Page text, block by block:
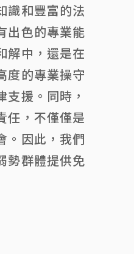
識和豐富的法
出色的專業能
解中，還是在
度的專業操守
援。同時，
任，不僅僅是
。因此，我們
勢群體提供免